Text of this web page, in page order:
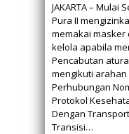
JAKARTA – Mulai
Pura II
memakai masker
kelola apabila
Pencabutan
mengikuti
Perhubungan
Protokol
Dengan
Transisi…